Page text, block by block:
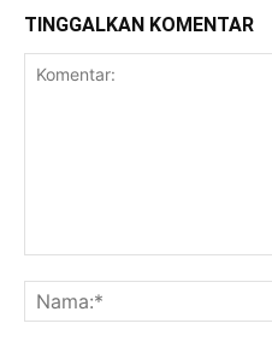
TINGGALKAN KOMENTAR